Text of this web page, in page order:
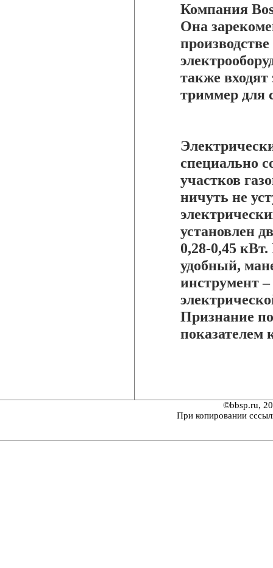
Компания
Она
также входят
триммер для
специально
участков
ничуть не
установлен
0,28-0,45
удобный,
инструмент
Признание
показателем
©bbsp.ru,
При копировании